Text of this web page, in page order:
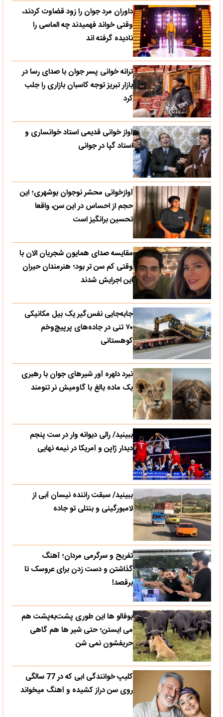
داوران مرد جوان را زود قضاوت کردند،
وقتی خواند فهمیدند چه الماسی را
نادیده گرفته اند
ترانه خوانی پسر جوان با صدای رسا در
بازار تبریز توجه کاسبان بازاری را جلب
کرد
آواز خوانی قدیمی استاد خوانساری و
استاد گپا در جوانی
آوازخوانی محشر نوجوان بوشهری؛ این
حجم از احساس در این سن، واقعا
تحسین‌ برانگیز است
مقایسه صدای همایون شجریان الان با
وقتی کم سن تر بود؛ هنرمندان حیران
این اجرایش شدند
جابه‌جایی نفس‌گیر یک بیل مکانیکی
۷۰ تنی در جاده‌های پرپیچ‌وخم
کوهستانی
نبرد دلهره آور شیرهای جوان با رهبری
یک ماده بالغ با گاومیش نر تنومند
ببینید/ رالی دیوانه وار در ست پنجم
دیدار ژاپن و آمریکا در نیمه نهایی
ببینید/ سبقت راننده نیسان آبی از
لامبورگینی و بنتلی تو جاده
تفریح و سرگرمی مردان؛ آهنگ
گذاشتن و دست زدن برای عروسک تا
برقصد!
بوفالو ها این‌ طوری پشت‌به‌پشت هم
می‌ ایستن؛ حتی شیر ها هم گاهی
حریفشون نمی‌ شن
کلیپ خوانندگی ابی که در 77 سالگی
روی سن دراز کشیده و آهنگ میخواند